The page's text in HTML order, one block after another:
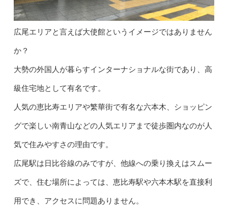
広尾エリアと言えば大使館というイメージではありません
か？
大勢の外国人が暮らすインターナショナルな街であり、高
級住宅地として有名です。
人気の恵比寿エリアや繁華街で有名な六本木、ショッピン
グで楽しい南青山などの人気エリアまで徒歩圏内なのが人
気で住みやすさの理由です。
広尾駅は日比谷線のみですが、他線への乗り換えはスムー
ズで、住む場所によっては、恵比寿駅や六本木駅を直接利
用でき、アクセスに問題ありません。